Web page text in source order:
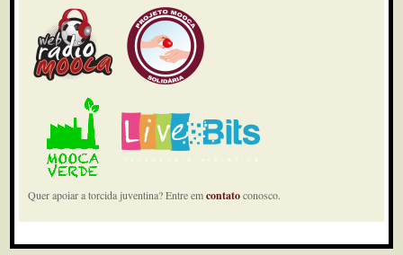
Quer apoiar a torcida juventina? Entre emcontatoconosco.